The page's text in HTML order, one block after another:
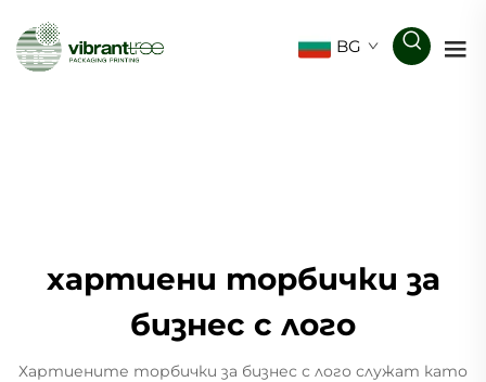
BG
хартиени торбички за
бизнес с лого
Хартиените торбички за бизнес с лого служат като